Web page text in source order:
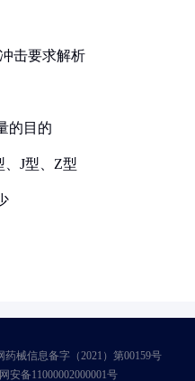
击要求解析
的目的
J型、Z型
械信息备字（2021）第00159号
安备11000002000001号